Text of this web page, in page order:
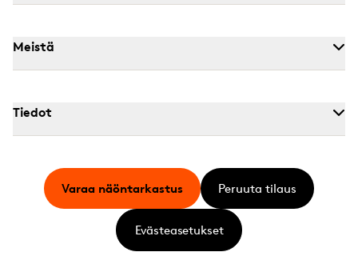
Meistä
Tiedot
Varaa näöntarkastus Peruuta tilaus
Evästeasetukset